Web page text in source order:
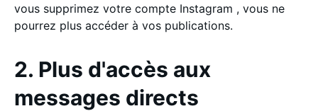
vous supprimez votre compte Instagram , vous ne
pourrez plus accéder à vos publications.
2. Plus d'accès aux
messages directs